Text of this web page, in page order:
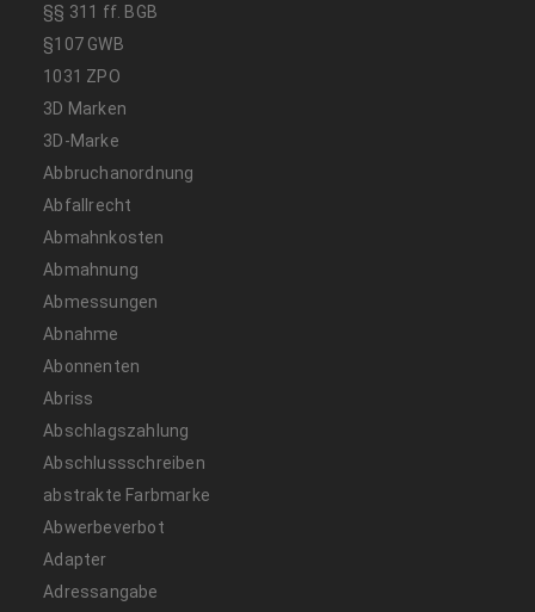
§§ 311 ff. BGB
§107 GWB
1031 ZPO
3D Marken
3D-Marke
Abbruchanordnung
Abfallrecht
Abmahnkosten
Abmahnung
Abmessungen
Abnahme
Abonnenten
Abriss
Abschlagszahlung
Abschlussschreiben
abstrakte Farbmarke
Abwerbeverbot
Adapter
Adressangabe